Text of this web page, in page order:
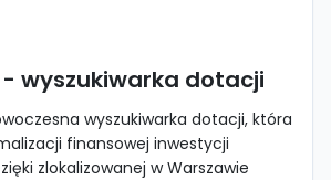
wyszukiwarka dotacji
wyszukiwarka dotacji, która
finansowej inwestycji
zlokalizowanej w Warszawie